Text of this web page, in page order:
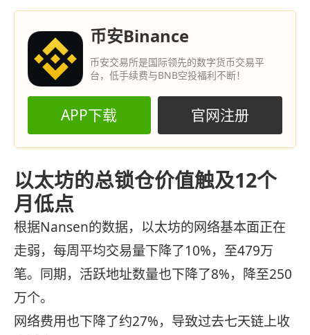
币安Binance
币安交易所是国际领先的数字货币交易平
台，低手续费与BNB空投福利不断！
APP下载 官网注册
以太坊的总锁仓价值触及12个
月低点
根据Nansen的数据，以太坊的网络基本面正在
走弱，每周平均交易量下降了10%，至479万
笔。同期，活跃地址数量也下降了8%，降至250
万个。
网络费用也下降了约27%，导致过去七天链上收